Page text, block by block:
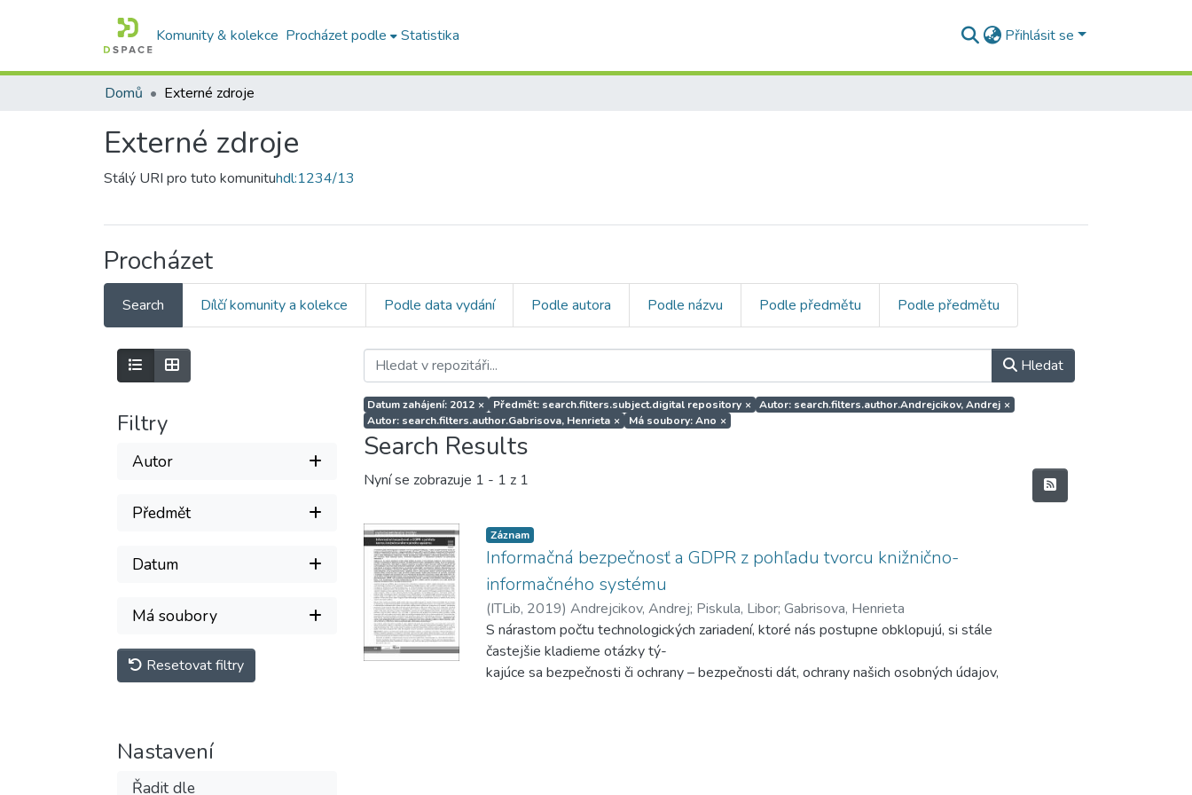
Komunity & kolekce Procházet podle Statistika Přihlásit se
Domů Externé zdroje
Externé zdroje
Stálý URI pro tuto komunituhdl:1234/13
Procházet
Search Dílčí komunity a kolekce Podle data vydání Podle autora Podle názvu Podle předmětu Podle předmětu
Filtry
Autor
Předmět
Datum
Má soubory
Resetovat filtry
Nastavení
Řadit dle
Hledat
Datum zahájení: 2012 × Předmět: search.filters.subject.digital repository × Autor: search.filters.author.Andrejcikov, Andrej ×
Autor: search.filters.author.Gabrisova, Henrieta × Má soubory: Ano ×
Search Results
Nyní se zobrazuje 1 - 1 z 1
Záznam
Informačná bezpečnosť a GDPR z pohľadu tvorcu knižnično-
informačného systému
(ITLib, 2019)Andrejcikov, Andrej; Piskula, Libor;Gabrisova, Henrieta
S nárastom počtu technologických zariadení, ktoré nás postupne obklopujú, si stále
častejšie kladieme otázky tý-
kajúce sa bezpečnosti či ochrany – bezpečnosti dát, ochrany našich osobných údajov,